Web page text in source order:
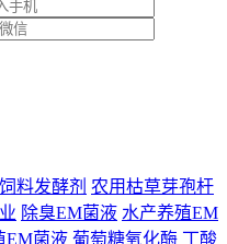
饲料发酵剂 农用枯草芽孢杆
除臭EM菌液 水产养殖EM
EM菌液 葡萄糖氧化酶 丁酸